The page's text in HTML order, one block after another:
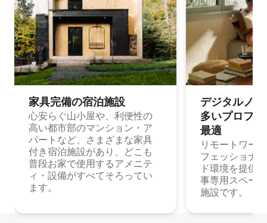
家具完備の宿⁠泊⁠施⁠設
心安らぐ山小屋や、利便性の
高い都市部のマンション・ア
パートなど、さまざまな家具
付き宿泊施設があり、どこも
普段お家で使用するアメニテ
ィ・設備がすべてそろってい
ます。
デジタルノ
多⁠いプ⁠ロ⁠フ⁠
最⁠適
リモートワー
フェッショナ
ド環境を提供
事専用スペー
施設です。